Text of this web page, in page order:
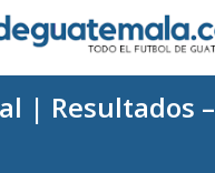
| Resultados –